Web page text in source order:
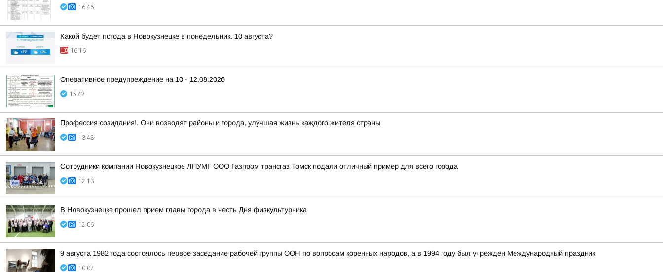
16:46
Какой будет погода в Новокузнецке в понедельник, 10 августа?
16:16
Оперативное предупреждение на 10 - 12.08.2026
15:42
Профессия созидания!. Они возводят районы и города, улучшая жизнь каждого жителя страны
13:43
Сотрудники компании Новокузнецкое ЛПУМГ ООО Газпром трансгаз Томск подали отличный пример для всего города
12:13
В Новокузнецке прошел прием главы города в честь Дня физкультурника
12:06
9 августа 1982 года состоялось первое заседание рабочей группы ООН по вопросам коренных народов, а в 1994 году был учрежден Международный праздник
10:07